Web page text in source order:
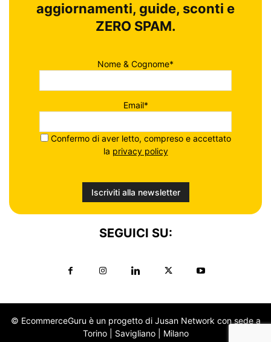
aggiornamenti, guide, sconti e
ZERO SPAM.
Nome & Cognome*
Email*
Confermo di aver letto, compreso e accettato
la privacy policy
SEGUICI SU:
© EcommerceGuru è un progetto di Jusan Network con sede a
Torino | Savigliano | Milano